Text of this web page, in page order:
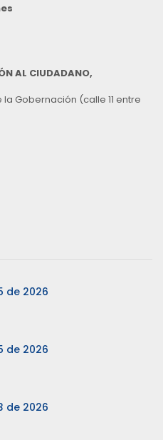
AL CIUDADANO,
Gobernación (calle 11 entre
de 2026
de 2026
de 2026